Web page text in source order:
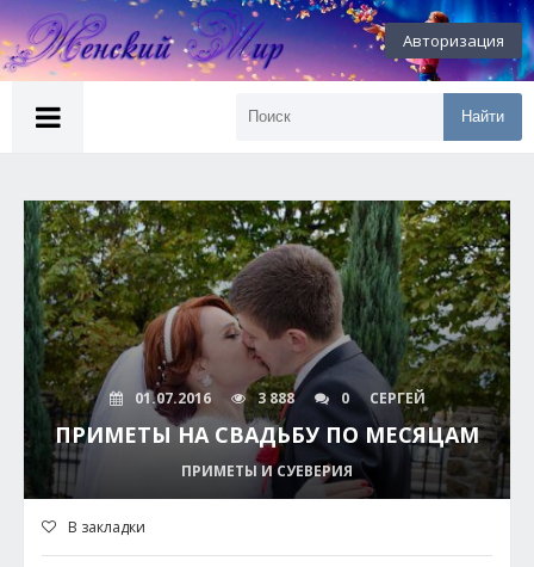
Авторизация
Найти
01.07.2016 3 888 0 СЕРГЕЙ
ПРИМЕТЫ НА СВАДЬБУ ПО МЕСЯЦАМ
ПРИМЕТЫ И СУЕВЕРИЯ
В закладки